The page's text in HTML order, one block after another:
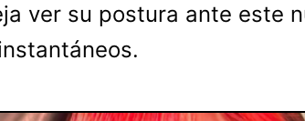
ver su postura ante este